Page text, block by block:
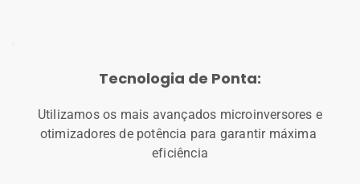
Tecnologia de Ponta:
Utilizamos os mais avançados microinversores e
otimizadores de potência para garantir máxima
eficiência